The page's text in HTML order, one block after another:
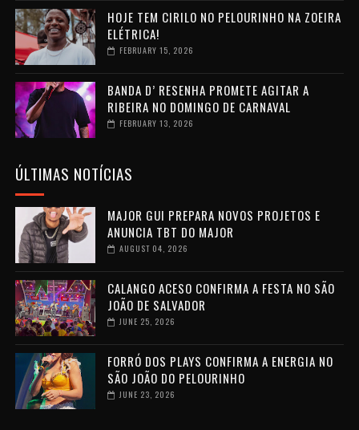
HOJE TEM CIRILO NO PELOURINHO NA ZOEIRA
ELÉTRICA!
FEBRUARY 15, 2026
BANDA D’ RESENHA PROMETE AGITAR A
RIBEIRA NO DOMINGO DE CARNAVAL
FEBRUARY 13, 2026
ÚLTIMAS NOTÍCIAS
MAJOR GUI PREPARA NOVOS PROJETOS E
ANUNCIA TBT DO MAJOR
AUGUST 04, 2026
CALANGO ACESO CONFIRMA A FESTA NO SÃO
JOÃO DE SALVADOR
JUNE 25, 2026
FORRÓ DOS PLAYS CONFIRMA A ENERGIA NO
SÃO JOÃO DO PELOURINHO
JUNE 23, 2026